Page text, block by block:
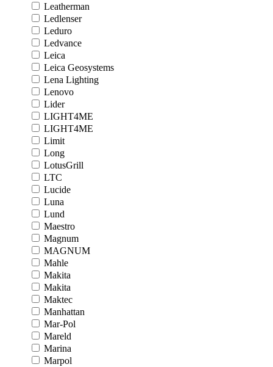
Leatherman
Ledlenser
Leduro
Ledvance
Leica
Leica Geosystems
Lena Lighting
Lenovo
Lider
LIGHT4ME
LIGHT4ME
Limit
Long
LotusGrill
LTC
Lucide
Luna
Lund
Maestro
Magnum
MAGNUM
Mahle
Makita
Makita
Maktec
Manhattan
Mar-Pol
Mareld
Marina
Marpol